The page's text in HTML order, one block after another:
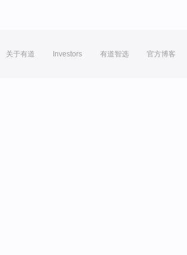
关于有道 Investors 有道智选 官方博客